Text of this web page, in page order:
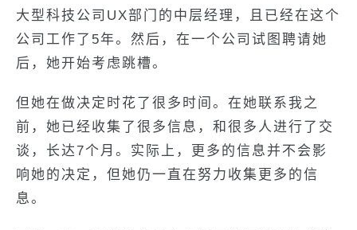
大型科技公司UX部门的中层经理，且已经在这个
公司工作了5年。然后，在一个公司试图聘请她
后，她开始考虑跳槽。
但她在做决定时花了很多时间。在她联系我之
前，她已经收集了很多信息，和很多人进行了交
谈，长达7个月。实际上，更多的信息并不会影
响她的决定，但她仍一直在努力收集更多的信
息。